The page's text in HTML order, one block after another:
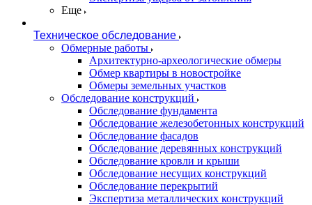
Еще
Техническое обследование
Обмерные работы
Архитектурно-археологические обмеры
Обмер квартиры в новостройке
Обмеры земельных участков
Обследование конструкций
Обследование фундамента
Обследование железобетонных конструкций
Обследование фасадов
Обследование деревянных конструкций
Обследование кровли и крыши
Обследование несущих конструкций
Обследование перекрытий
Экспертиза металлических конструкций